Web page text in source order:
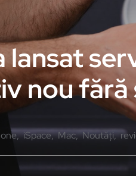
lansat
nou fără
iSpace Mac Noutăți